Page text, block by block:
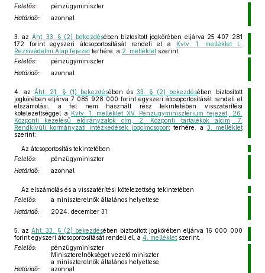
Felelős:
pénzügyminiszter
Határidő:
azonnal
3. az Áht. 33. § (2) bekezdésében biztosított jogkörében eljárva 25 407 281
172 forint egyszeri átcsoportosítását rendeli el a
Kvtv. 1. melléklet L.
Rezsivédelmi Alap fejezet terhére, a 2. melléklet szerint;
Felelős:
pénzügyminiszter
Határidő:
azonnal
4. azÁht. 21. § (1) bekezdésében és 33. § (2) bekezdésében biztosított
jogkörében eljárva 7 085 928 000 forint egyszeri átcsoportosítását rendeli el
elszámolási, a fel nem használt rész tekintetében visszatérítési
kötelezettséggel a Kvtv. 1. melléklet XV. Pénzügyminisztérium fejezet, 26.
Központi kezelésű előirányzatok cím, 2. Központi tartalékok alcím, 7.
Rendkívüli kormányzati intézkedések jogcímcsoportterhére, a 3. melléklet
szerint;
Az átcsoportosítás tekintetében
Felelős:
pénzügyminiszter
Határidő:
azonnal
Az elszámolás és a visszatérítési kötelezettség tekintetében
Felelős:
a miniszterelnök általános helyettese
Határidő:
2024. december 31.
5. azÁht. 33. § (2) bekezdésében biztosított jogkörében eljárva 16 000 000
forint egyszeri átcsoportosítását rendeli el, a 4. melléklet szerint.
Felelős:
pénzügyminiszter
Miniszterelnökséget vezető miniszter
a miniszterelnök általános helyettese
Határidő:
azonnal